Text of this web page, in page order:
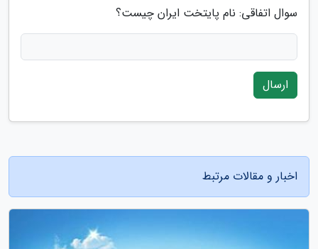
سوال اتفاقی: نام پایتخت ایران چیست؟
ارسال
اخبار و مقالات مرتبط